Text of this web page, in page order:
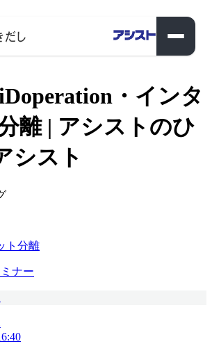
・インタ
離 | アシストのひ
シスト
ト分離
ナー